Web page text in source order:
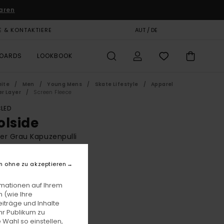
& KONTAKTIERE AUT / DE
LOOKBOOK
Men Young Mens Skate Lifestyle
Apparel
Layer
Screen Fleece
Grau Kapuzenpulli
RABATT EXTRA 25 %
auf Ihrem
(wie Ihre
und Inhalte
Publikum zu
so einstellen,
ohne zu akzeptieren